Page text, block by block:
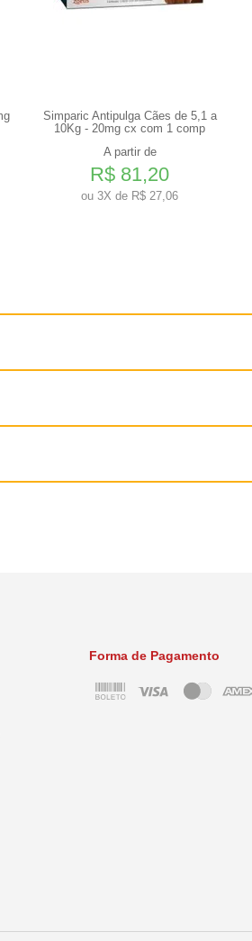
Simparic Antipulga Cães de 5,1 a
10Kg - 20mg cx com 1 comp
A partir de
R$ 81,20
ou 3X de R$ 27,06
Forma de Pagamento